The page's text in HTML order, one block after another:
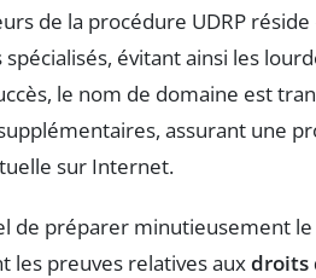
de la procédure UDRP
évitant ainsi les
le nom de domaine est
assurant une
sur Internet.
de préparer minutieusement le
les preuves relatives auxdroits